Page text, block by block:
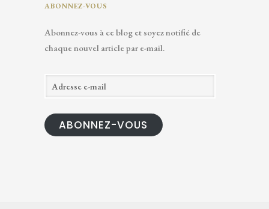
ABONNEZ-VOUS
Abonnez-vous à ce blog et soyez notifié de
chaque nouvel article par e-mail.
d
e
ABONNEZ-VOUS